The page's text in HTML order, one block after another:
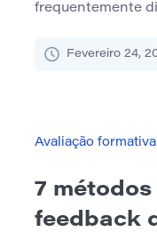
frequentemente
real no sucesso
como um
Fevereiro 24,
Avaliação
7
feedback